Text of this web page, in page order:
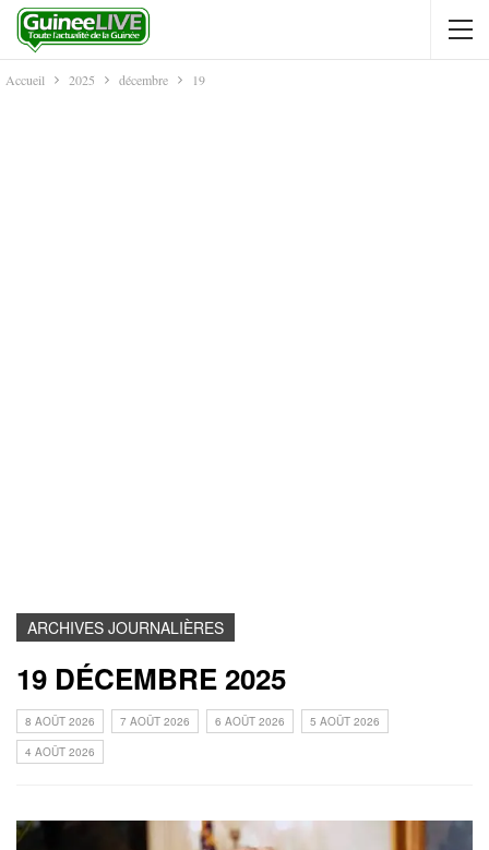
Accueil 2025 décembre 19
ARCHIVES JOURNALIÈRES
19 DÉCEMBRE 2025
8 AOÛT 2026 7 AOÛT 2026 6 AOÛT 2026
5 AOÛT 2026
4 AOÛT 2026